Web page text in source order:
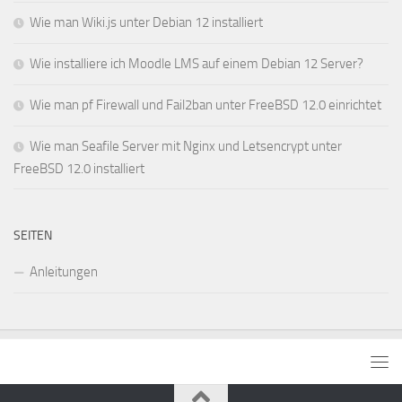
Wie man Wiki.js unter Debian 12 installiert
Wie installiere ich Moodle LMS auf einem Debian 12 Server?
Wie man pf Firewall und Fail2ban unter FreeBSD 12.0 einrichtet
Wie man Seafile Server mit Nginx und Letsencrypt unter
FreeBSD 12.0 installiert
SEITEN
Anleitungen